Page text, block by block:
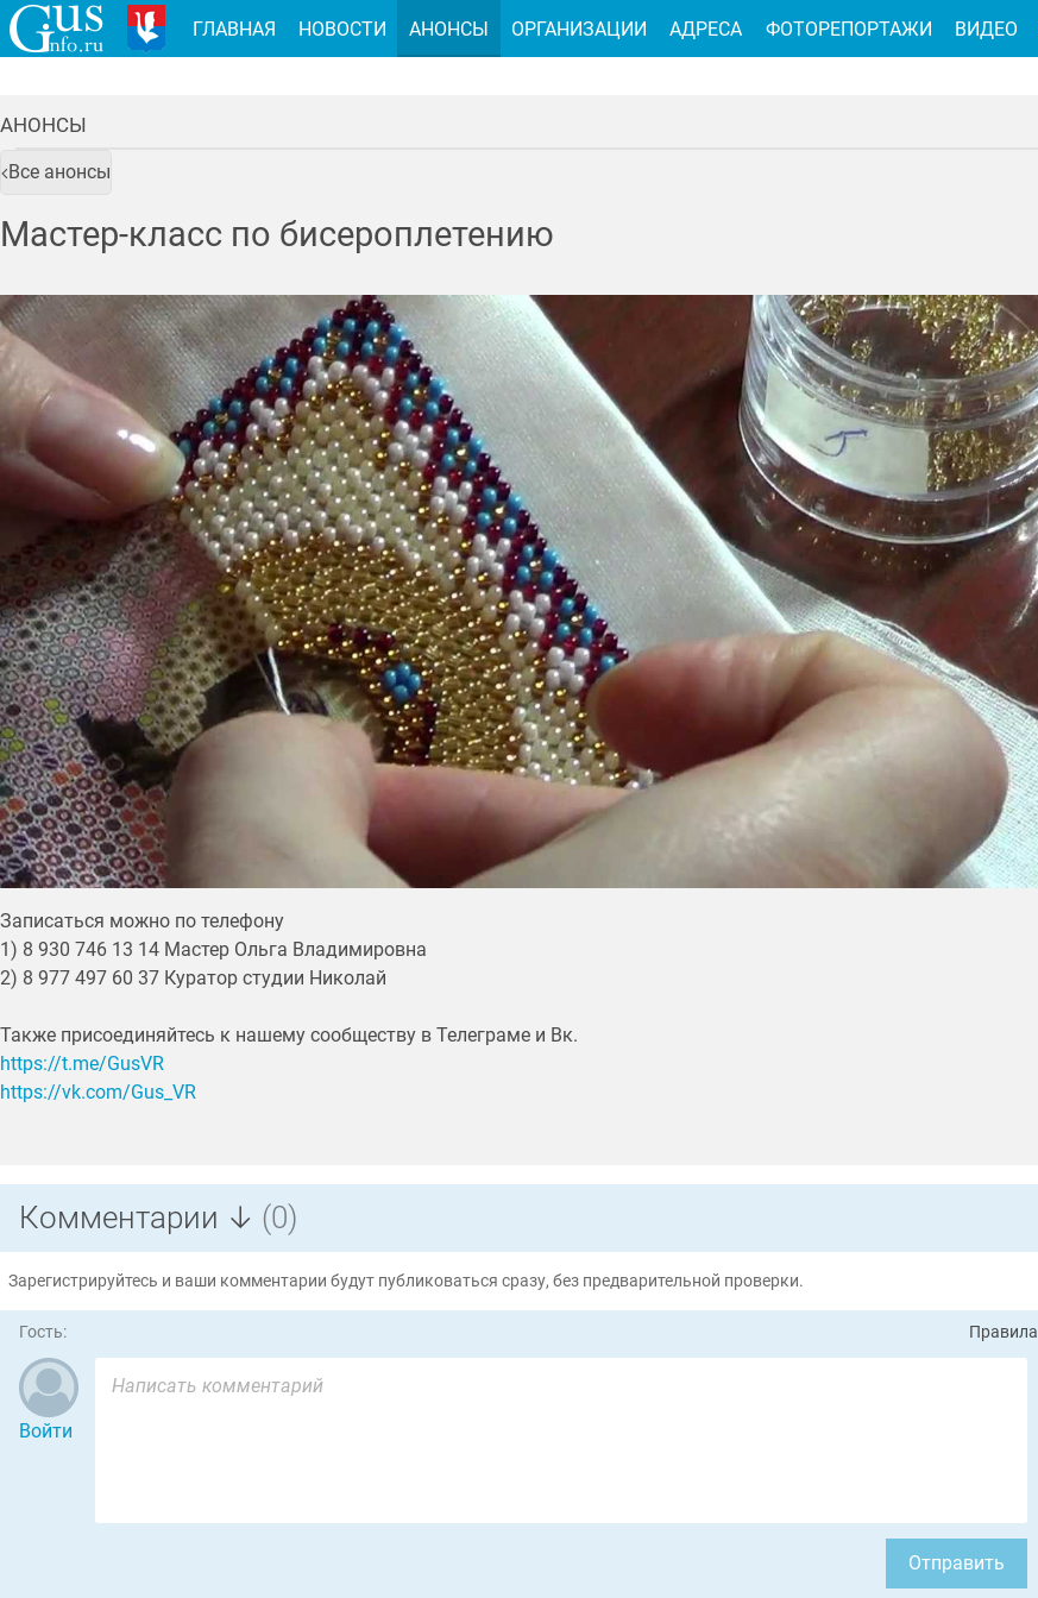
АНОНСЫ
Все анонсы
Мастер-класс по бисероплетению
Записаться можно по телефону
1) 8 930 746 13 14 Мастер Ольга Владимировна
2) 8 977 497 60 37 Куратор студии Николай
Также присоединяйтесь к нашему сообществу в Телеграме и Вк.
https://t.me/GusVR
https://vk.com/Gus_VR
Комментарии ↓ (0)
Зарегистрируйтесь и ваши комментарии будут публиковаться сразу, без предварительной проверки.
Гость: Правила
Войти
Отправить
ГЛАВНАЯ НОВОСТИ АНОНСЫ ОРГАНИЗАЦИИ АДРЕСА ФОТОРЕПОРТАЖИ ВИДЕО